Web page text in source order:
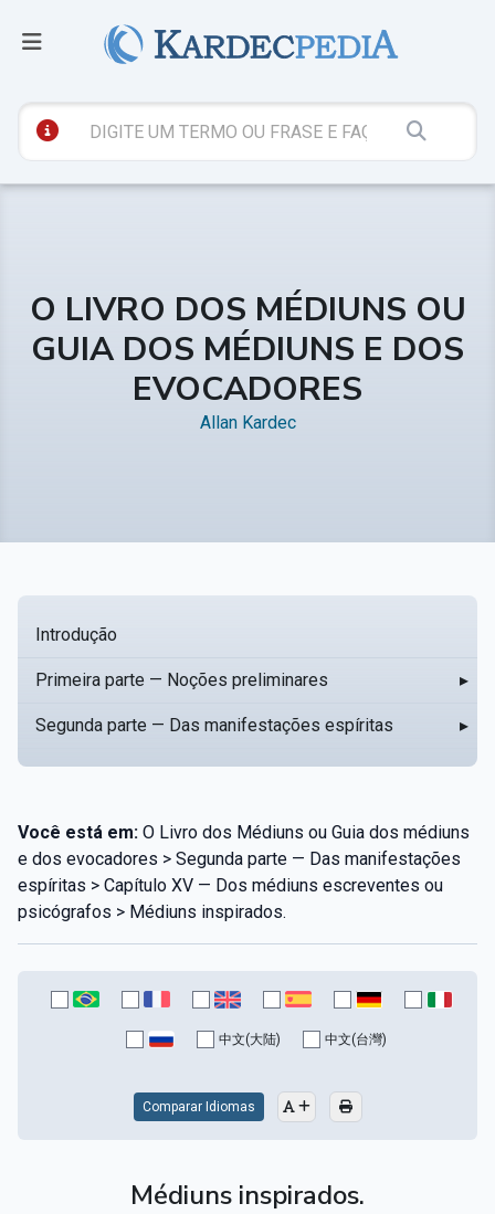
O LIVRO DOS MÉDIUNS OU
GUIA DOS MÉDIUNS E DOS
EVOCADORES
Allan Kardec
Introdução
Primeira parte — Noções preliminares ▸
Segunda parte — Das manifestações espíritas ▸
Você está em: O Livro dos Médiuns ou Guia dos médiuns
e dos evocadores > Segunda parte — Das manifestações
espíritas > Capítulo XV — Dos médiuns escreventes ou
psicógrafos > Médiuns inspirados.
中文(大陆) 中文(台灣)
Comparar Idiomas
Médiuns inspirados.